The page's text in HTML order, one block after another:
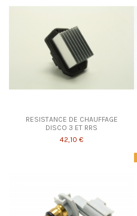
RESISTANCE DE CHAUFFAGE
DISCO 3 ET RRS
42,10 €